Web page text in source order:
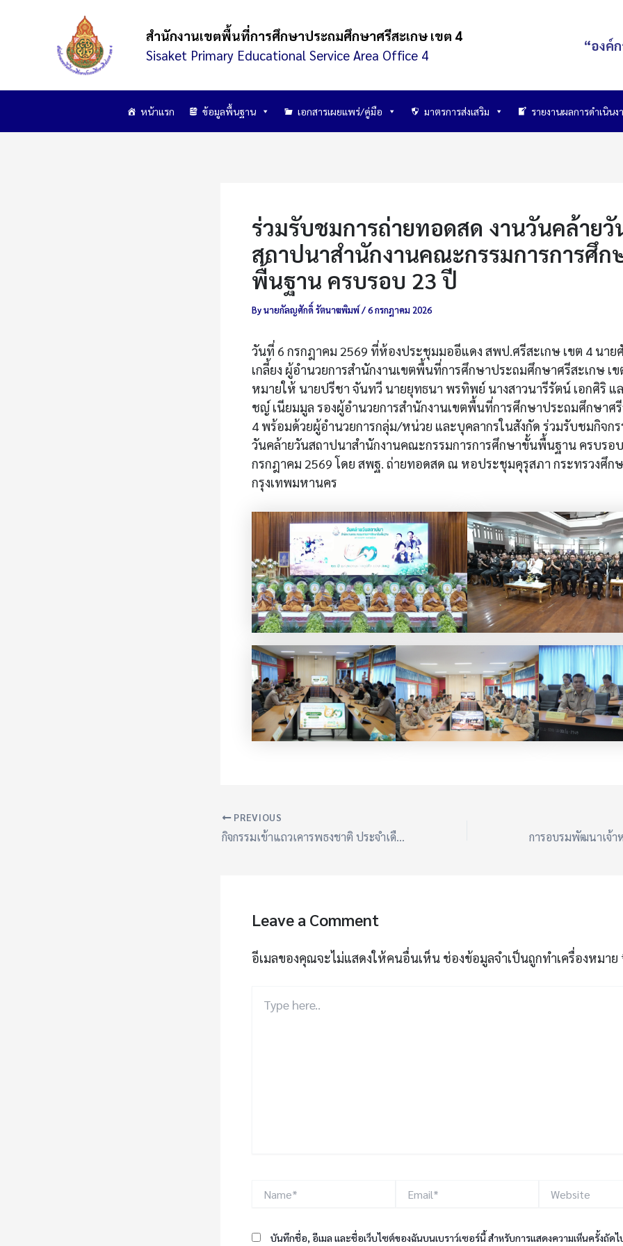
สำนักงานเขตพื้นที่การศึกษาประถมศึกษาศรีสะเกษ เขต 4
Sisaket Primary Educational Service Area Office 4
“องค์
หน้าแรก ข้อมูลพื้นฐาน เอกสารเผยแพร่/คู่มือ มาตรการส่งเสริม รายงานผลการดำเนินง
ร่วมรับชมการถ่ายทอดสด งานวันคล้ายวั
สถาปนาสำนักงานคณะกรรมการการศึก
พื้นฐาน ครบรอบ 23 ปี
Byนายกัลญศักดิ์ รัตนาฆพิมพ์/6 กรกฎาคม 2026
วันที่ 6 กรกฎาคม 2569 ที่ห้องประชุมมออีแดง สพป.ศรีสะเกษ เขต 4 นาย
เกลี้ยง ผู้อำนวยการสำนักงานเขตพื้นที่การศึกษาประถมศึกษาศรีสะเกษ เ
หมายให้ นายปรีชา จันทวี นายยุทธนา พรทิพย์ นางสาวนารีรัตน์ เอกศิริ แ
ชญ์ เนียมมูล รองผู้อำนวยการสำนักงานเขตพื้นที่การศึกษาประถมศึกษาศรี
4 พร้อมด้วยผู้อำนวยการกลุ่ม/หน่วย และบุคลากรในสังกัด ร่วมรับชมกิจกร
วันคล้ายวันสถาปนาสำนักงานคณะกรรมการการศึกษาขั้นพื้นฐาน ครบรอ
กรกฎาคม 2569 โดย สพฐ. ถ่ายทอดสด ณ หอประชุมคุรุสภา กระทรวงศึก
กรุงเทพมหานคร
PREVIOUS
กิจกรรมเข้าแถวเคารพธงชาติ ประจำเดือนกรกฎาคม 2569
Leave a Comment
อีเมลของคุณจะไม่แสดงให้คนอื่นเห็น ช่องข้อมูลจำเป็นถูกทำเครื่องหมาย
here..
บันทึกชื่อ, อีเมล และชื่อเว็บไซต์ของฉันบนเบราว์เซอร์นี้ สำหรับการแสดงความเห็นครั้งถัดไ